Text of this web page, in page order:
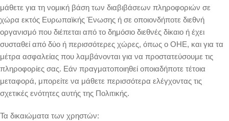
μάθετε για τη νομική βάση των διαβιβάσεων πληροφοριών σε
χώρα εκτός Ευρωπαϊκής Ένωσης ή σε οποιονδήποτε διεθνή
οργανισμό που διέπεται από το δημόσιο διεθνές δίκαιο ή έχει
συσταθεί από δύο ή περισσότερες χώρες, όπως ο ΟΗΕ, και για τα
μέτρα ασφαλείας που λαμβάνονται για να προστατεύσουμε τις
πληροφορίες σας. Εάν πραγματοποιηθεί οποιαδήποτε τέτοια
μεταφορά, μπορείτε να μάθετε περισσότερα ελέγχοντας τις
σχετικές ενότητες αυτής της Πολιτικής.
Τα δικαιώματα των χρηστών: